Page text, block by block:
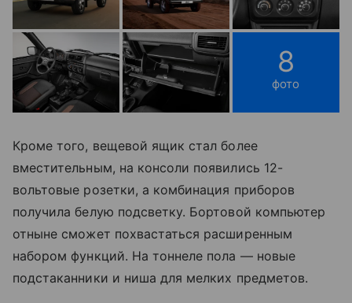
8
фото
Кроме того, вещевой ящик стал более
вместительным, на консоли появились 12-
вольтовые розетки, а комбинация приборов
получила белую подсветку. Бортовой компьютер
отныне сможет похвастаться расширенным
набором функций. На тоннеле пола — новые
подстаканники и ниша для мелких предметов.